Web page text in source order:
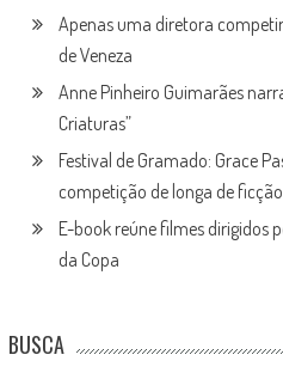
Apenas uma diretora
de Veneza
Anne Pinheiro Guimarães
Criaturas”
Festival de Gramado: Grace
competição de longa de ficção
E-book reúne filmes dirigidos
da Copa
BUSCA